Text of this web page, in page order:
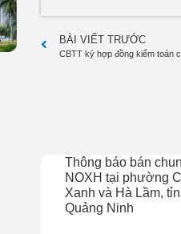
BÀI VIẾT TRƯỚC
CBTT ký hợp đồng kiểm toán
Thông báo bán
NOXH tại phường
Xanh và Hà Lầm,
Quảng Ninh